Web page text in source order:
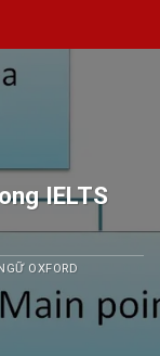
IELTS
OXFORD